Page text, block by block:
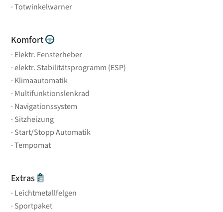
Totwinkelwarner
Komfort
Elektr. Fensterheber
elektr. Stabilitätsprogramm (ESP)
Klimaautomatik
Multifunktionslenkrad
Navigationssystem
Sitzheizung
Start/Stopp Automatik
Tempomat
Extras
Leichtmetallfelgen
Sportpaket